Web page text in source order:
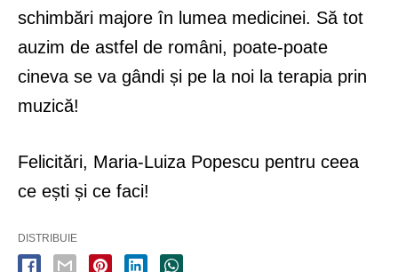
schimbări majore în lumea medicinei. Să tot
auzim de astfel de români, poate-poate
cineva se va gândi și pe la noi la terapia prin
muzică!
Felicitări, Maria-Luiza Popescu pentru ceea
ce ești și ce faci!
DISTRIBUIE